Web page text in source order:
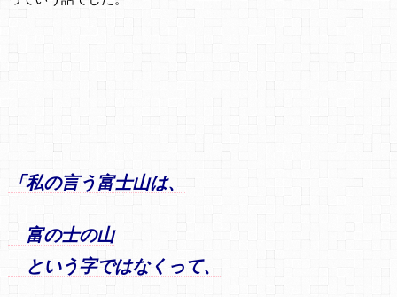
「私の言う富士山は、
富の士の山
という字ではなくって、